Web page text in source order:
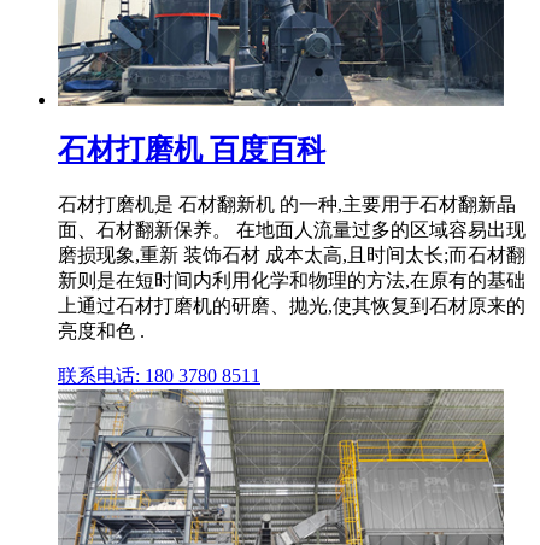
石材打磨机 百度百科
石材打磨机是 石材翻新机 的一种,主要用于石材翻新晶
面、石材翻新保养。 在地面人流量过多的区域容易出现
磨损现象,重新 装饰石材 成本太高,且时间太长;而石材翻
新则是在短时间内利用化学和物理的方法,在原有的基础
上通过石材打磨机的研磨、抛光,使其恢复到石材原来的
亮度和色 .
联系电话: 180 3780 8511